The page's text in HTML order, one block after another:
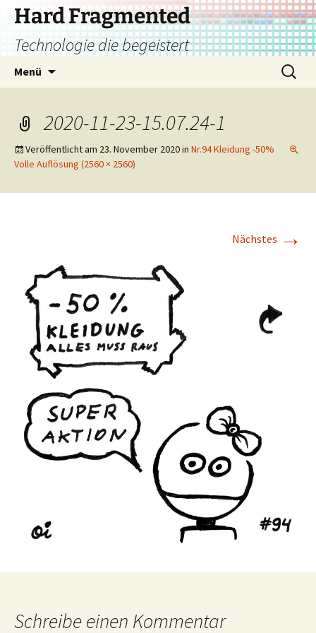
Zum
Inhalt
springen
Hard Fragmented
Technologie die begeistert
Menü
Suchen
nach:
2020-11-23-15.07.24-1
Veröffentlicht am 23. November 2020in Nr.94 Kleidung -50%
Volle Auflösung (2560 × 2560)
Nächstes →
Schreibe einen Kommentar